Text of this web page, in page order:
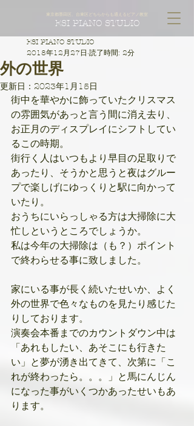
東京都墨田区、台東区どちらからも通えるピアノ教室
ESI PIANO STUDIO
外の世界
ESI PIANO STUDIO
2018年12月27日 読了時間: 2分
更新日： 2023年1月15日
街中を華やかに飾っていたクリスマス
の雰囲気があっと言う間に消え去り、
お正月のディスプレイにシフトしてい
るこの時期。
街行く人はいつもより早目の足取りで
あったり、そうかと思うと夜はグルー
プで楽しげにゆっくりと駅に向かって
いたり。
おうちにいらっしゃる方は大掃除に大
忙しというところでしょうか。
私は今年の大掃除は（も？）ポイント
で終わらせる事に致しました。
家にいる事が長く続いたせいか、よく
外の世界で色々なものを見たり感じた
りしております。
演奏会本番までのカウントダウン中は
「あれもしたい、あそこにも行きた
い」と夢が湧き出てきて、次第に「こ
れが終わったら。。。」と馬にんじん
になった事がいくつかあったせいもあ
ります。